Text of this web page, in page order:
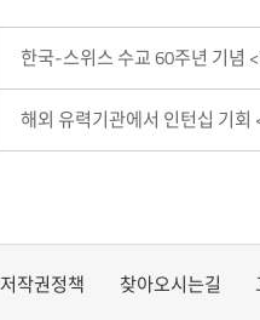
한국-스위스 수교 60주년 기념
해외 유력기관에서 인턴십 기
저작권정책 찾아오시는길